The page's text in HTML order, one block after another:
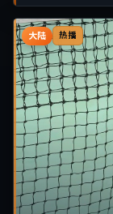
大陆 热播